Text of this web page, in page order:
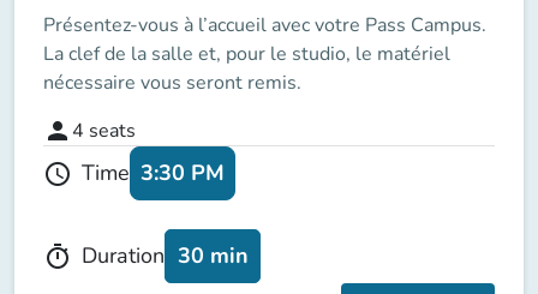
Présentez-vous à l’accueil avec votre Pass Campus.
La clef de la salle et, pour le studio, le matériel
nécessaire vous seront remis.
person 4 seats
schedule Time 3:30 PM
timer Duration 30 min